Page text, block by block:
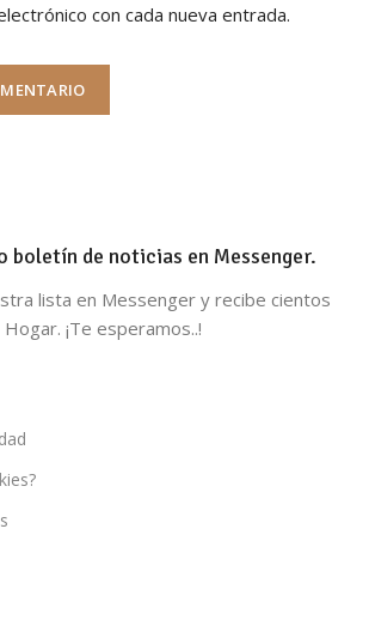
con cada nueva entrada.
boletín de noticias en Messenger.
lista en Messenger y recibe cientos
¡Te esperamos..!